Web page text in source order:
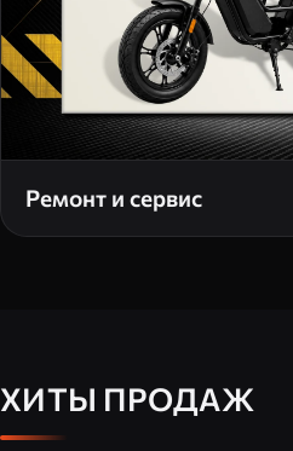
Ремонт и сервис
ХИТЫ ПРОДАЖ